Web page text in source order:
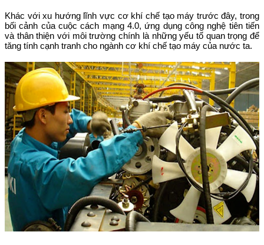
Khác với xu hướng lĩnh vực cơ khí chế tạo máy trước đây, trong
bối cảnh của cuộc cách mạng 4.0, ứng dụng công nghệ tiên tiến
và thân thiện với môi trường chính là những yếu tố quan trọng để
tăng tính cạnh tranh cho ngành cơ khí chế tạo máy của nước ta.